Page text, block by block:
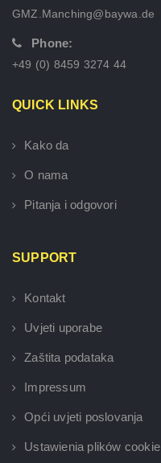
GMZ.Manching@baywa.de
Phone:
+49 (0) 8459 3274 44
QUICK LINKS
Kako da
O nama
Pitanja i odgovori
SUPPORT
Kontakt
Uvjeti uporabe
Zaštita podataka
Impressum
Opći uvjeti poslovanja
Ustawienia plików cookie